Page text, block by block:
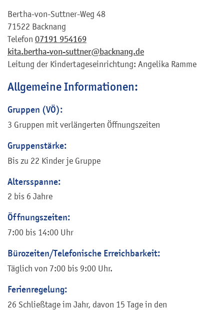
Bertha-von-Suttner-Weg 48
71522 Backnang
Telefon 07191 954169
kita.bertha-von-suttner@backnang.de
Leitung der Kindertageseinrichtung: Angelika Ramme
Allgemeine Informationen:
Gruppen (VÖ):
3 Gruppen mit verlängerten Öffnungszeiten
Gruppenstärke:
Bis zu 22 Kinder je Gruppe
Altersspanne:
2 bis 6 Jahre
Öffnungszeiten:
7:00 bis 14:00 Uhr
Bürozeiten/Telefonische Erreichbarkeit:
Täglich von 7:00 bis 9:00 Uhr.
Ferienregelung:
26 Schließtage im Jahr, davon 15 Tage in den